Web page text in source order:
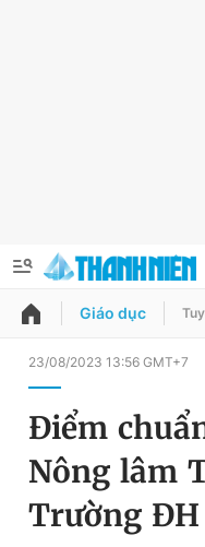
QUẢNG CÁO ĐẶT
Chuyên mục
Chuyên mục khác
Đổi mật khẩu
Tin đã lưu
Tin đã xem
Giáo dục
23/08/2023 13:56 GMT+7
Điểm
Nông lâm
Trường